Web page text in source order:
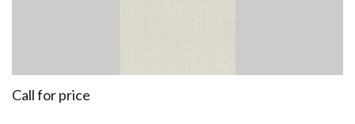
Call for price